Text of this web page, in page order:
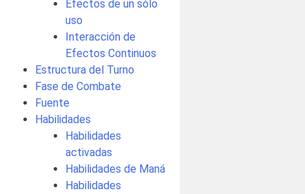
Efectos de un sólo
uso
Interacción de
Efectos Continuos
Estructura del Turno
Fase de Combate
Fuente
Habilidades
Habilidades
activadas
Habilidades de Maná
Habilidades